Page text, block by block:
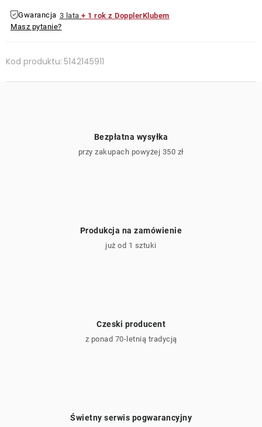
Gwarancja 3 lata + 1 rok z DopplerKlubem
Masz pytanie?
Kod produktu: 5142145911
Bezpłatna wysyłka
przy zakupach powyżej 350 zł
Produkcja na zamówienie
już od 1 sztuki
Czeski producent
z ponad 70-letnią tradycją
Świetny serwis pogwarancyjny